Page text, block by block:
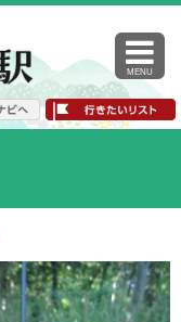
MENU